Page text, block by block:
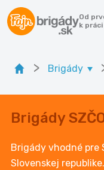
Od
k
> Brigády
Brigády
Brigády vhodné pre
Slovenskej